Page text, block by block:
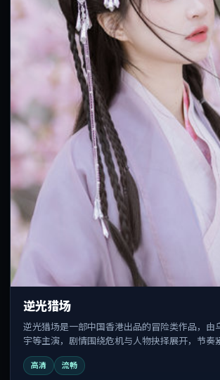
逆光猎场
逆光猎场是一部中国香港出品的冒险类作品，由
宇等主演，剧情围绕危机与人物抉择展开，节奏
剧与反复观看。
高清 流畅